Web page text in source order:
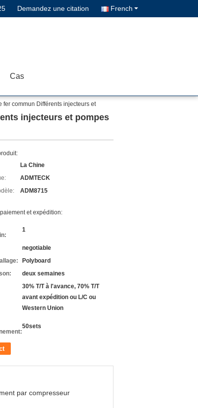
Demandez une citation French
Cas
commun Différents injecteurs et
injecteurs et pompes
La Chine
ADMTECK
ADM8715
et expédition:
1
negotiable
Polyboard
deux semaines
30% T/T à l'avance, 70% T/T
avant expédition ou L/C ou
Western Union
50sets
par compresseur